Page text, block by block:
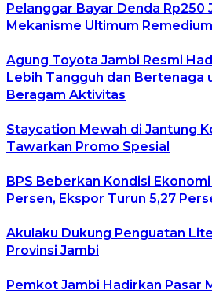
Pelanggar Bayar Denda Rp250
Mekanisme Ultimum Remedium
Agung Toyota Jambi Resmi
Lebih Tangguh dan Bertenaga
Beragam Aktivitas
Staycation Mewah di Jantung
Tawarkan Promo Spesial
BPS Beberkan Kondisi
Persen, Ekspor Turun 5,27
Akulaku Dukung Penguatan
Provinsi Jambi
Pemkot Jambi Hadirkan Pasar